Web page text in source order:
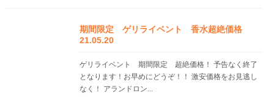
期間限定 ゲリライベント 香水超絶価格
21.05.20
ゲリライベント 期間限定 超絶価格！ 予告なく終了
となります！お早めにどうぞ！！ 激安価格をお見逃し
なく！ アランドロン...